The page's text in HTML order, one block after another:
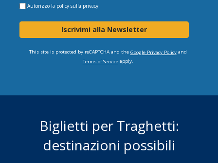
Autorizzo la policy sulla privacy
Iscrivimi alla Newsletter
This site is protected by reCAPTCHA and the Google Privacy Policyand
Terms of Serviceapply.
Biglietti per Traghetti:
destinazioni possibili